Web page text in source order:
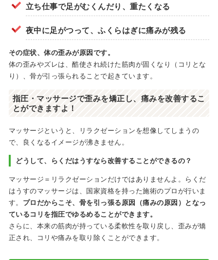
立ち仕事で足がむくんだり、重たくなる
夜中に足がつって、ふくらはぎに痛みが残る
その症状、体の歪みが原因です。
体の歪みやズレは、酷使され続けた筋肉が固くなり（コリとな
り）、骨が引っ張られることで起きています。
指圧・マッサージで歪みを矯正し、痛みを改善するこ
とができますよ！
マッサージというと、リラクゼーションを想像してしまうの
で、良くなるイメージが沸きません。
どうして、らくだはうすなら改善することができるの？
マッサージ＝リラクゼーションだけではありませんよ。らくだ
はうすのマッサージは、国家資格を持った施術のプロが行いま
す。 プロだからこそ、骨を引っ張る原因（痛みの原因）となっ
ているコリを指圧でゆるめることができます。
さらに、本来の筋肉が持っている柔軟性を取り戻し、歪みが矯
正され、コリや痛みを取り除くことができます。